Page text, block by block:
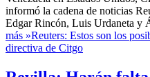
informó la cadena de noticias
Edgar Rincón, Luis Urdaneta y
más »Reuters: Estos son los
directiva de Citgo